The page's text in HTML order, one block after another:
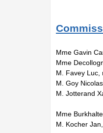
Mme Gavin
Mme
M. Favey Luc,
M. Goy
M. Jotterand
Mme
M. Kocher